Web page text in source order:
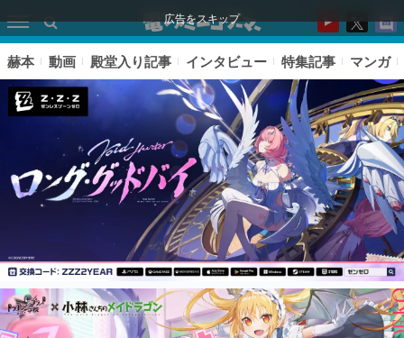
広告をスキップ
ピックアップ
赫本 動画 殿堂入り記事 インタビュー 特集記事 マンガ